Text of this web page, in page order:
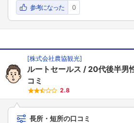
参考になった 0
[株式会社農協観光]
ルートセールス 20代後半男
コミ
2.8
長所・短所の口コミ